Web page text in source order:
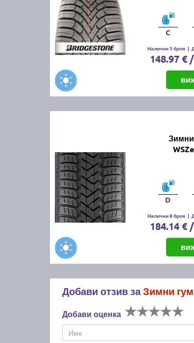
C
Налични 5 броя |
148.97 €
Зимни
D
Налични 8 броя |
184.14 €
Добави отзив заЗимни
Добави оценка